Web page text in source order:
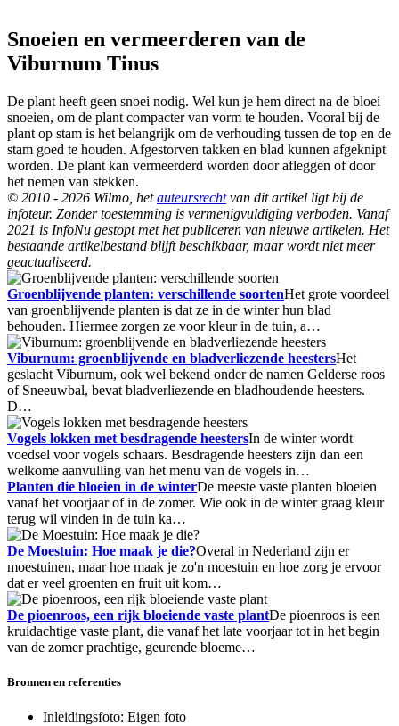
Snoeien en vermeerderen van de
Viburnum Tinus
De plant heeft geen snoei nodig. Wel kun je hem direct na de bloei
snoeien, om de plant compacter van vorm te houden. Vooral bij de
plant op stam is het belangrijk om de verhouding tussen de top en de
stam goed te houden. Afgestorven takken en blad kunnen afgeknipt
worden. De plant kan vermeerderd worden door afleggen of door
het nemen van stekken.
© 2010 - 2026 Wilmo, hetauteursrechtvan dit artikel ligt bij de
infoteur. Zonder toestemming is vermenigvuldiging verboden. Vanaf
2021 is InfoNu gestopt met het publiceren van nieuwe artikelen. Het
bestaande artikelbestand blijft beschikbaar, maar wordt niet meer
geactualiseerd.
Groenblijvende planten: verschillende soortenHet grote voordeel
van groenblijvende planten is dat ze in de winter hun blad
behouden. Hiermee zorgen ze voor kleur in de tuin, a…
Viburnum: groenblijvende en bladverliezende heestersHet
geslacht Viburnum, ook wel bekend onder de namen Gelderse roos
of Sneeuwbal, bevat bladverliezende en bladhoudende heesters.
D…
Vogels lokken met besdragende heestersIn de winter wordt
voedsel voor vogels schaars. Besdragende heesters zijn dan een
welkome aanvulling van het menu van de vogels in…
Planten die bloeien in de winterDe meeste vaste planten bloeien
vanaf het voorjaar of in de zomer. Wie ook in de winter graag kleur
terug wil vinden in de tuin ka…
De Moestuin: Hoe maak je die?Overal in Nederland zijn er
moestuinen, maar hoe maak je zo'n moestuin en hoe zorg je ervoor
dat er veel groenten en fruit uit kom…
De pioenroos, een rijk bloeiende vaste plantDe pioenroos is een
kruidachtige vaste plant, die vanaf het late voorjaar tot in het begin
van de zomer prachtige, geurende bloeme…
Bronnen en referenties
Inleidingsfoto: Eigen foto